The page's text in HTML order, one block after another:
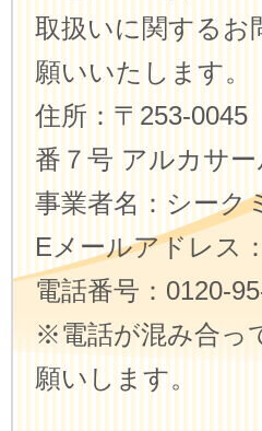
取扱いに関するお
願いいたします。
住所：〒253-
番７号 アルカサ
事業者名：シーク
Eメールアドレス
電話番号：0120-
※電話が混み合っ
願いします。